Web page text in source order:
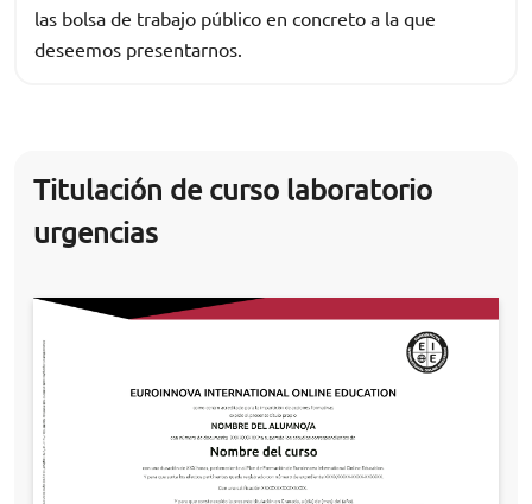
las bolsa de trabajo público en concreto a la que
deseemos presentarnos.
Titulación de curso laboratorio
urgencias